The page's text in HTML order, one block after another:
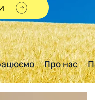
Про нас